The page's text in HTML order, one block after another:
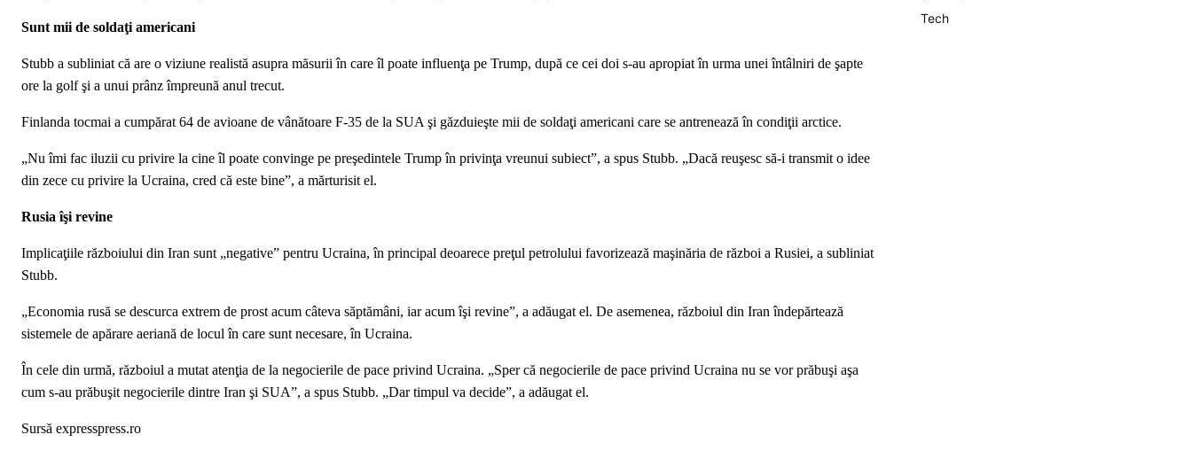
Sunt mii de soldaţi americani
Stubb a subliniat că are o viziune realistă asupra măsurii în care îl poate influenţa pe Trump, după ce cei doi s-au apropiat în urma unei întâlniri de şapte
ore la golf şi a unui prânz împreună anul trecut.
Finlanda tocmai a cumpărat 64 de avioane de vânătoare F-35 de la SUA şi găzduieşte mii de soldaţi americani care se antrenează în condiţii arctice.
„Nu îmi fac iluzii cu privire la cine îl poate convinge pe preşedintele Trump în privinţa vreunui subiect”, a spus Stubb. „Dacă reuşesc să-i transmit o idee
din zece cu privire la Ucraina, cred că este bine”, a mărturisit el.
Rusia îşi revine
Implicaţiile războiului din Iran sunt „negative” pentru Ucraina, în principal deoarece preţul petrolului favorizează maşinăria de război a Rusiei, a subliniat
Stubb.
„Economia rusă se descurca extrem de prost acum câteva săptămâni, iar acum îşi revine”, a adăugat el. De asemenea, războiul din Iran îndepărtează
sistemele de apărare aeriană de locul în care sunt necesare, în Ucraina.
În cele din urmă, războiul a mutat atenţia de la negocierile de pace privind Ucraina. „Sper că negocierile de pace privind Ucraina nu se vor prăbuşi aşa
cum s-au prăbuşit negocierile dintre Iran şi SUA”, a spus Stubb. „Dar timpul va decide”, a adăugat el.
Sursă expresspress.ro
Tech